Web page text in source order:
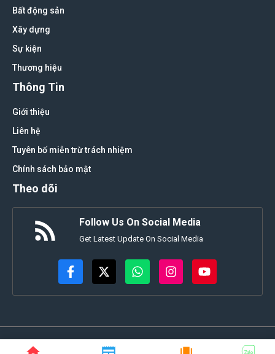
Bất động sản
Xây dựng
Sự kiện
Thương hiệu
Thông Tin
Giới thiệu
Liên hệ
Tuyên bố miễn trừ trách nhiệm
Chính sách bảo mật
Theo dõi
Follow Us On Social Media
Get Latest Update On Social Media
© tapchidothi.com • All rights reserved